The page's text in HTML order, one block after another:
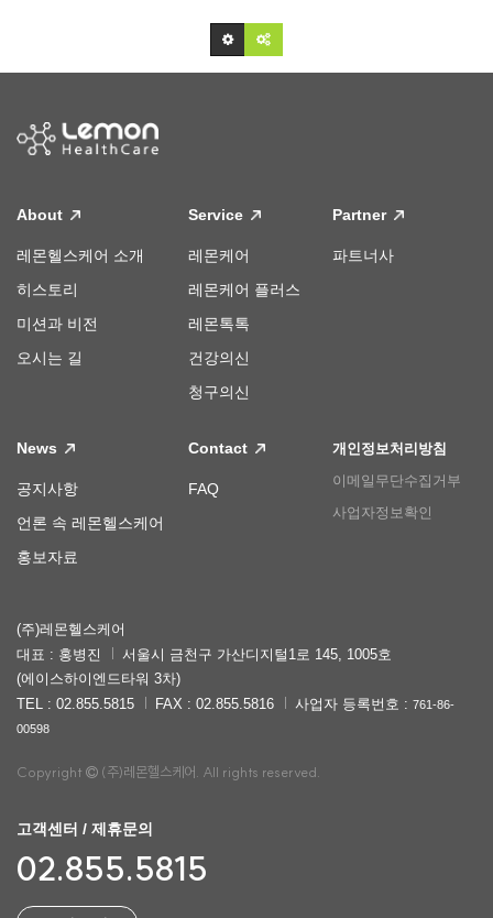
About
레몬헬스케어 소개
히스토리
미션과 비전
오시는 길
Service
레몬케어
레몬케어 플러스
레몬톡톡
건강의신
청구의신
Partner
파트너사
News
공지사항
언론 속 레몬헬스케어
홍보자료
Contact
FAQ
개인정보처리방침
이메일무단수집거부
사업자정보확인
(주)레몬헬스케어
대표 : 홍병진
서울시 금천구 가산디지털1로 145, 1005호
(에이스하이엔드타워 3차)
TEL : 02.855.5815
FAX : 02.855.5816 사업자 등록번호 : 761-86-
00598
Copyright (주)레몬헬스케어. All rights reserved.
고객센터 / 제휴문의
02.855.5815